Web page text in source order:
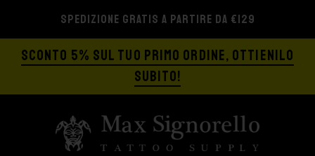
SPEDIZIONE GRATIS A PARTIRE DA €129
SCONTO 5% SUL TUO PRIMO ORDINE, OTTIENILO
SUBITO!